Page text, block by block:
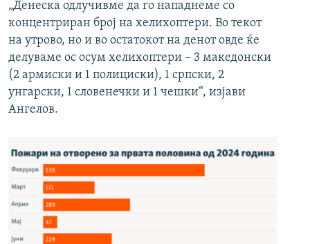
„Денеска одлучивме да го нападнеме со
концентриран број на хелихоптери. Во текот
на утрово, но и во остатокот на денот овде ќе
делуваме ос осум хелихоптери – 3 македонски
(2 армиски и 1 полициски), 1 српски, 2
унгарски, 1 словенечки и 1 чешки“, изјави
Ангелов.